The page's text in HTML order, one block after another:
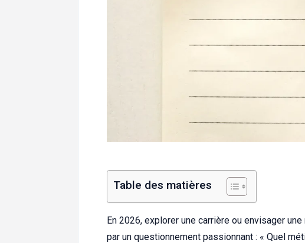
Table des matières
En 2026, explorer une carrière ou envisager
par un questionnement passionnant : « Quel